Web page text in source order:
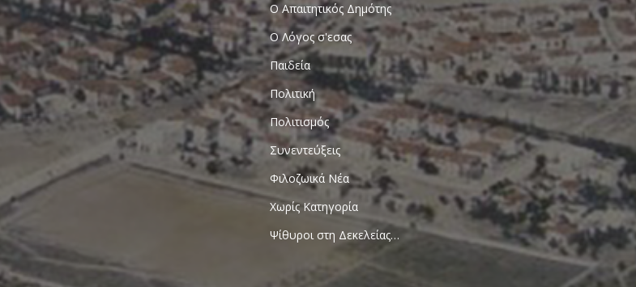
Ο Απαιτητικός Δημότης
Ο Λόγος σ'εσας
Παιδεία
Πολιτική
Πολιτισμός
Συνεντεύξεις
Φιλοζωικά Νέα
Χωρίς Κατηγορία
Ψίθυροι στη Δεκελείας…